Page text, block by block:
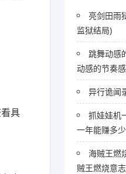
具
亮剑田雨
监狱结局)
跳舞动感
动感的节奏
异行诡闻
抓娃娃机
一年能赚多
海贼王燃
贼王燃烧意